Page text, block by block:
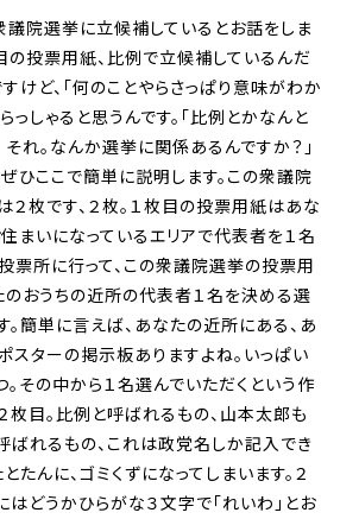
議院選挙に立候補しているとお話をしま
の投票用紙、比例で立候補しているんだ
けど、「何のことやらさっぱり意味がわか
っしゃると思うんです。「比例とかなんと
れ。なんか選挙に関係あるんですか？」
ひここで簡単に説明します。この衆議院
枚です、２枚。１枚目の投票用紙はあな
まいになっているエリアで代表者を１名
票所に行って、この衆議院選挙の投票用
のおうちの近所の代表者１名を決める選
簡単に言えば、あなたの近所にある、あ
スターの掲示板ありますよね。いっぱい
その中から１名選んでいただくという作
枚目。比例と呼ばれるもの、山本太郎も
ばれるもの、これは政党名しか記入でき
たんに、ゴミくずになってしまいます。２
どうかひらがな３文字で「れいわ」とお